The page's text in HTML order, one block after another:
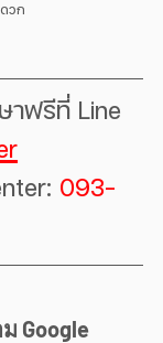
วก
าฟรีที่ Line
093-
Google